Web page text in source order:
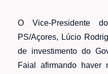
O Vice-Presidente
PS/Açores, Lúcio
de investimento do
Faial afirmando haver